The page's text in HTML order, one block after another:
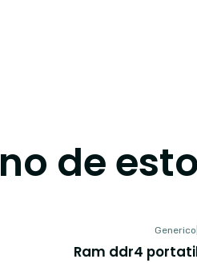
de
Generico
Ram ddr4